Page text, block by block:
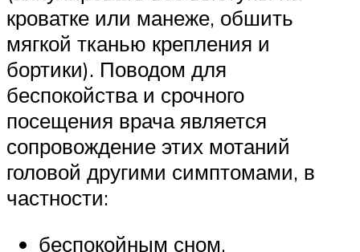
кроватке или манеже, обшить
мягкой тканью крепления и
бортики). Поводом для
беспокойства и срочного
посещения врача является
сопровождение этих мотаний
головой другими симптомами, в
частности:
беспокойным сном,